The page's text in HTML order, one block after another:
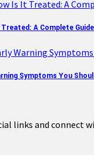
A Complete Guide
Symptoms You
links and connect